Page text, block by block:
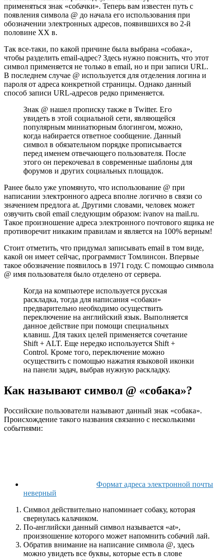
применяться знак «собачки». Теперь вам известен путь с
появления символа @ до начала его использования при
обозначении электронных адресов, появившихся во 2-й
половине XX в.
Так все-таки, по какой причине была выбрана «собака»,
чтобы разделить email-адрес? Здесь нужно пояснить, что этот
символ применяется не только в email, но и при записи URL.
В последнем случае @ используется для отделения логина и
пароля от адреса конкретной страницы. Однако данный
способ записи URL-адресов редко применяется.
Знак @ нашел прописку также в Twitter. Его
увидеть в этой социальной сети, являющейся
популярным миниатюрным блогингом, можно,
когда набирается ответное сообщение. Данный
символ в обязательном порядке прописывается
перед именем отвечающего пользователя. После
этого он перекочевал в современные шаблоны для
форумов и других социальных площадок.
Ранее было уже упомянуто, что использование @ при
написании электронного адреса вполне логично в связи со
значением предлога at. Другими словами, человек может
озвучить свой email следующим образом: ivanov на mail.ru.
Такое произношение адреса электронного почтового ящика не
противоречит никаким правилам и является на 100% верным!
Стоит отметить, что придумал записывать email в том виде,
какой он имеет сейчас, программист Томлинсон. Впервые
такое обозначение появилось в 1971 году. С помощью символа
@ имя пользователя было отделено от сервера.
Когда на компьютере используется русская
раскладка, тогда для написания «собаки»
предварительно необходимо осуществить
переключение на английский язык. Выполняется
данное действие при помощи специальных
клавиш. Для таких целей применяется сочетание
Shift + ALT. Еще нередко используется Shift +
Control. Кроме того, переключение можно
осуществить с помощью нажатия языковой иконки
на панели задач, выбрав нужную раскладку.
Как называют символ @ «собака»?
Российские пользователи называют данный знак «собака».
Происхождение такого названия связанно с несколькими
событиями:
Формат адреса электронной почты
неверный
Символ действительно напоминает собаку, которая
свернулась калачиком.
По-английски данный символ называется «at»,
произношение которого может напомнить собачий лай.
Обратив внимание на написание символа @, здесь
можно увидеть все буквы, которые есть в слове